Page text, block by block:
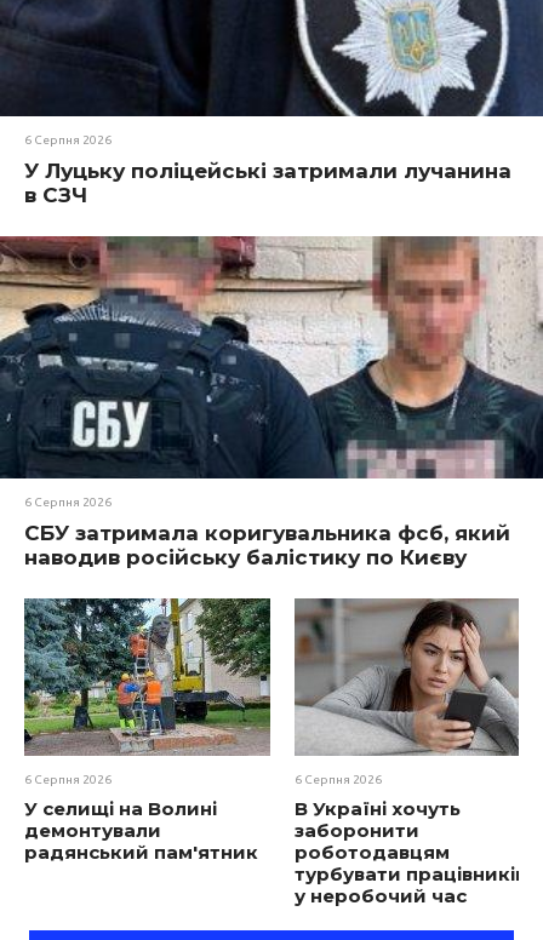
6 Серпня 2026
У Луцьку поліцейські затримали лучанина
в СЗЧ
6 Серпня 2026
СБУ затримала коригувальника фсб, який
наводив російську балістику по Києву
6 Серпня 2026
У селищі на Волині
демонтували
радянський пам'ятник
6 Серпня 2026
В Україні хочуть
заборонити
роботодавцям
турбувати працівників
у неробочий час